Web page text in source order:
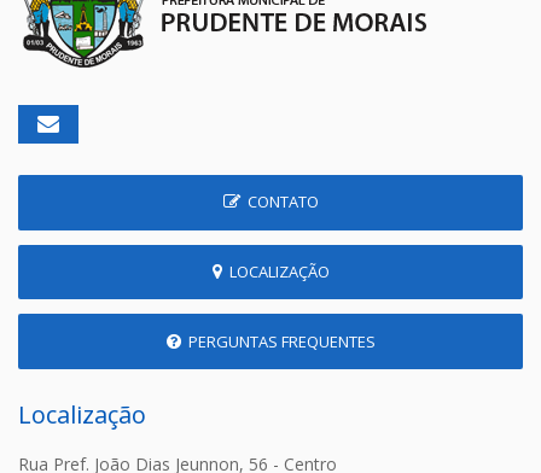
CONTATO
LOCALIZAÇÃO
PERGUNTAS FREQUENTES
Localização
Rua Pref. João Dias Jeunnon, 56 - Centro